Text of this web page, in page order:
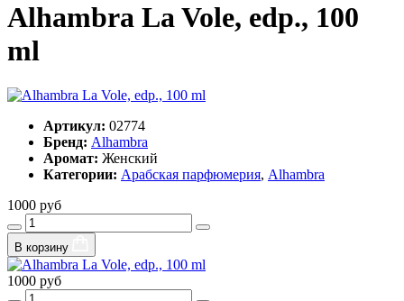
Alhambra La Vole, edp., 100
ml
Артикул: 02774
Бренд: Alhambra
Аромат: Женский
Категории: Арабская парфюмерия, Alhambra
1000 руб
В корзину
1000 руб